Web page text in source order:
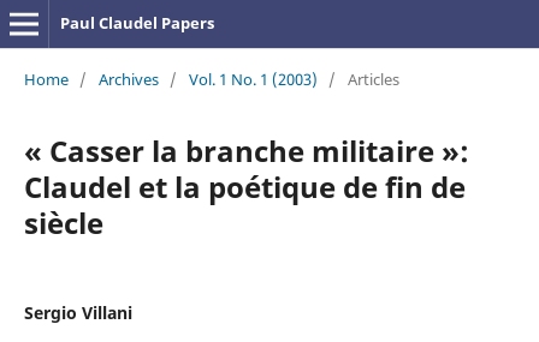
Paul Claudel Papers
Home / Archives / Vol. 1 No. 1 (2003) / Articles
« Casser la branche militaire »:
Claudel et la poétique de fin de
siècle
Sergio Villani